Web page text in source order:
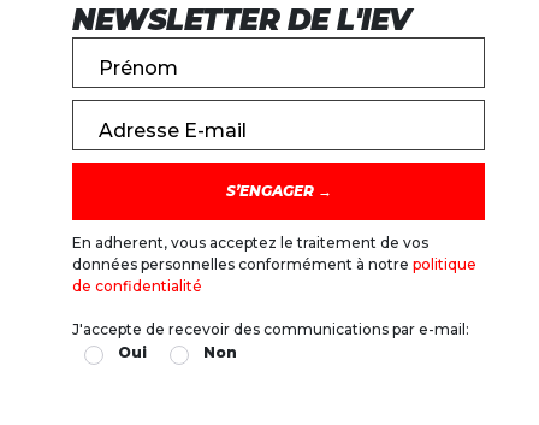
NEWSLETTER DE L'IEV
Prénom
Adresse E-mail
En adherent, vous acceptez le traitement de vos
données personnelles conformément à notre politique
de confidentialité
J'accepte de recevoir des communications par e-mail:
Oui
Non